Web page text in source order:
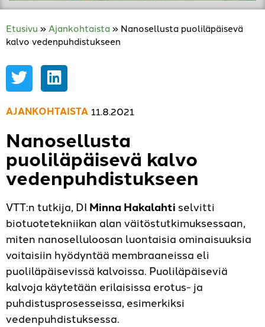
Etusivu » Ajankohtaista » Nanosellusta puoliläpäisevä
kalvo vedenpuhdistukseen
AJANKOHTAISTA 11.8.2021
Nanosellusta
puoliläpäisevä kalvo
vedenpuhdistukseen
VTT:n tutkija, DI Minna Hakalahti selvitti
biotuotetekniikan alan väitöstutkimuksessaan,
miten nanoselluloosan luontaisia ominaisuuksia
voitaisiin hyödyntää membraaneissa eli
puoliläpäisevissä kalvoissa. Puoliläpäiseviä
kalvoja käytetään erilaisissa erotus- ja
puhdistusprosesseissa, esimerkiksi
vedenpuhdistuksessa.